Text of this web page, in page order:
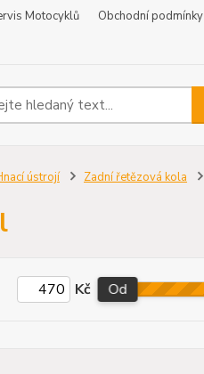
Motocyklů Obchodní podmínky
ústrojí Zadní řetězová kola
Kč Od